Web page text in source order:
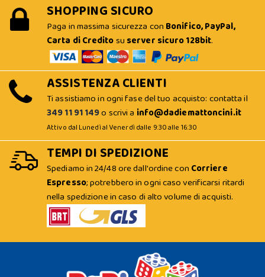
SHOPPING SICURO
Paga in massima sicurezza con Bonifico, PayPal,
Carta di Creditosu server sicuro 128bit.
ASSISTENZA CLIENTI
Ti assistiamo in ogni fase del tuo acquisto: contatta il
349 11 91 149o scrivi a info@dadiemattoncini.it
Attivo dal Lunedì al Venerdì dalle 9:30 alle 16:30
TEMPI DI SPEDIZIONE
Spediamo in 24/48 ore dall'ordine con Corriere
Espresso; potrebbero in ogni caso verificarsi ritardi
nella spedizione in caso di alto volume di acquisti.